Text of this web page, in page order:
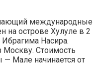
международные
на острове Хулуле в 2
Насира.
Москву. Стоимость
Мале начинается от